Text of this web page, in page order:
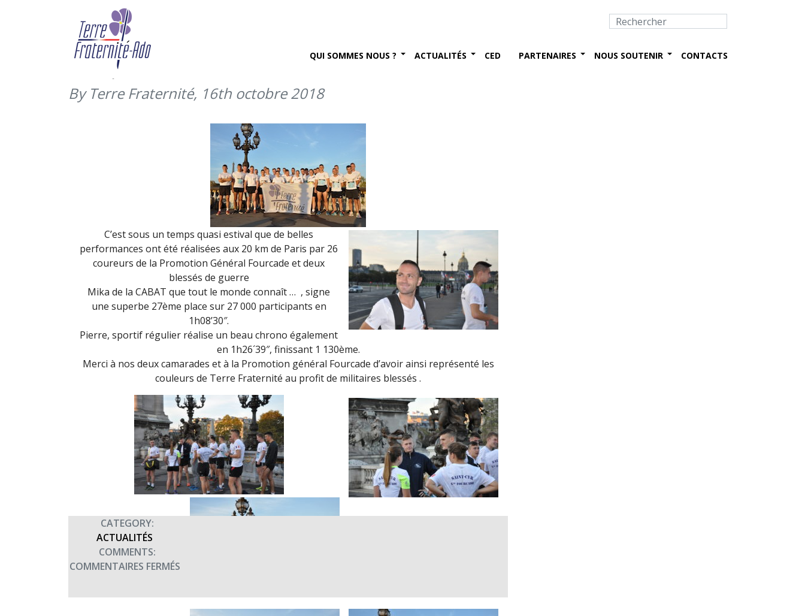
QUI SOMMES NOUS ? ACTUALITÉS CED PARTENAIRES NOUS SOUTENIR CONTACTS
La promotion Général Fourcade de l’ESM court
aux couleurs de Terre Fraternité (10 octobre
2018)
By Terre Fraternité, 16th octobre 2018
C’est sous un temps quasi estival que de belles
performances ont été réalisées aux 20 km de Paris par 26
coureurs de la Promotion Général Fourcade et deux
blessés de guerre
Mika de la CABAT que tout le monde connaît … , signe
une superbe 27ème place sur 27 000 participants en
1h08’30″.
Pierre, sportif régulier réalise un beau chrono également
en 1h26´39″, finissant 1 130ème.
Merci à nos deux camarades et à la Promotion général Fourcade d’avoir ainsi représenté les
couleurs de Terre Fraternité au profit de militaires blessés .
CATEGORY:
ACTUALITÉS
COMMENTS:
COMMENTAIRES FERMÉSSUR
PROMOTION
GÉNÉRAL